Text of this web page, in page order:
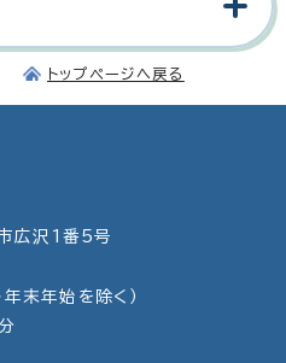
トップページへ戻る
広沢1番5号
末年始を除く）